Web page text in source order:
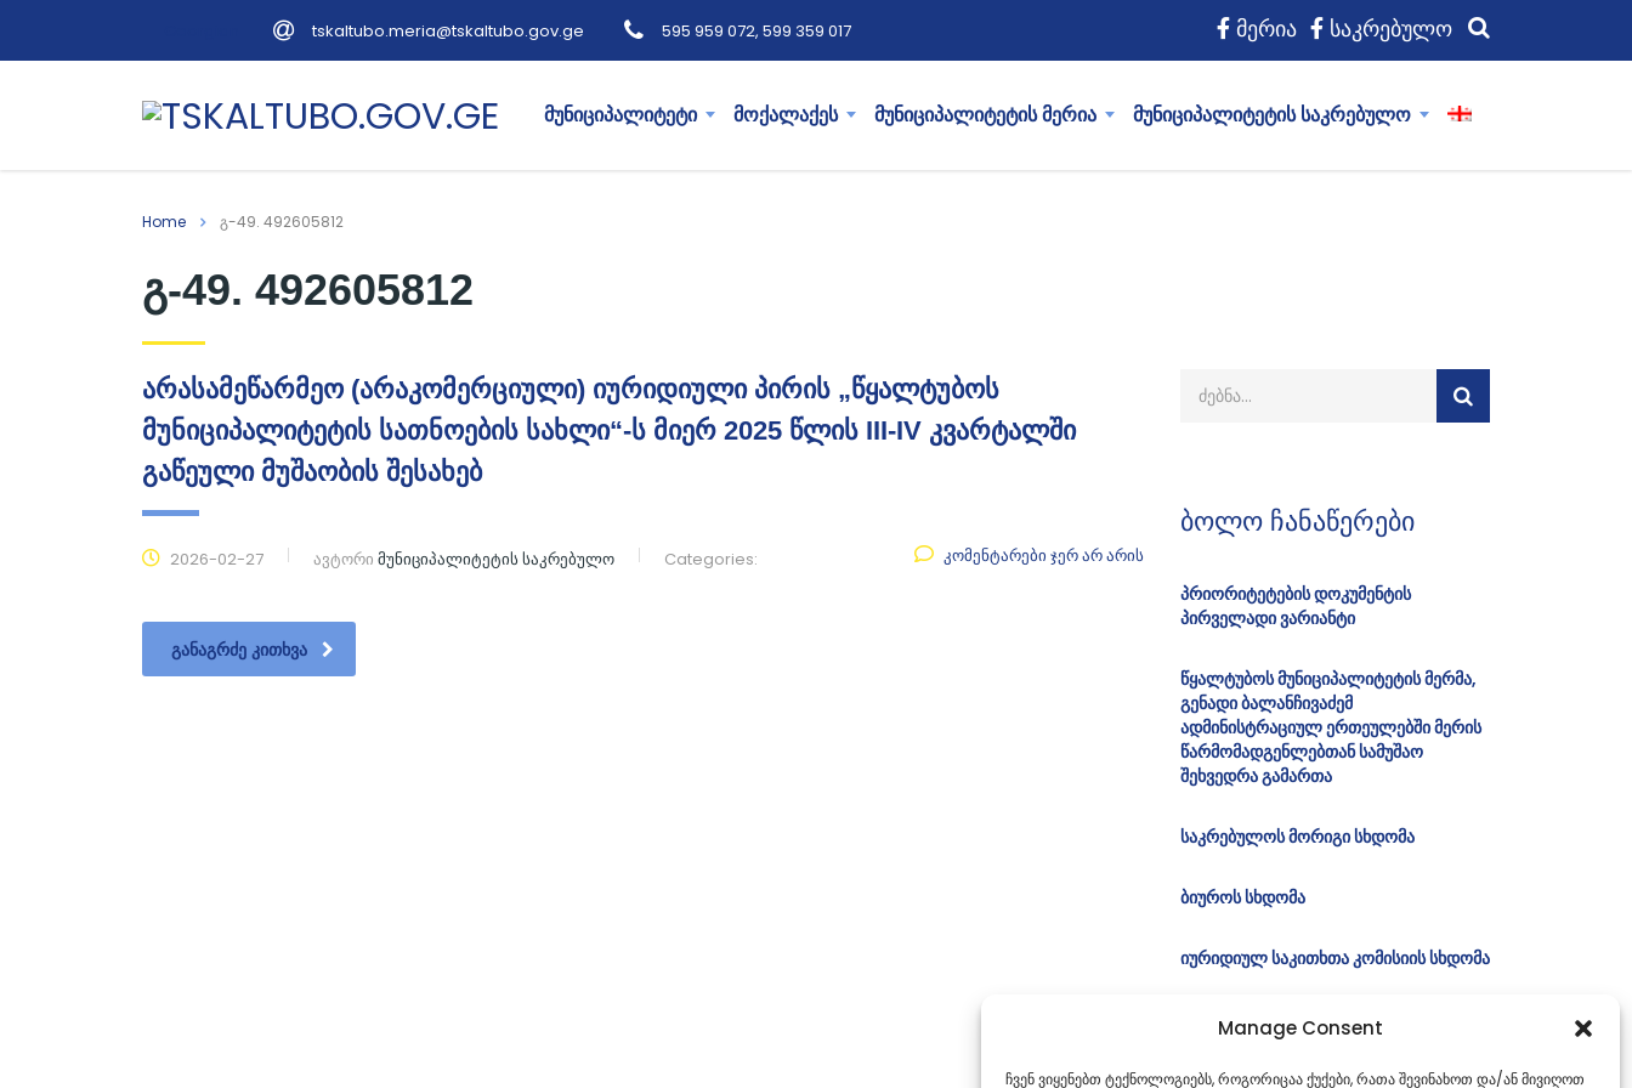
Manage Consent
ჩვენ ვიყენებთ ტექნოლოგიებს, როგორიცაა ქუქები, რათა შევინახოთ და/ან მივიღოთ
tskaltubo.meria@tskaltubo.gov.ge 595 959 072, 599 359 017 მერია საკრებულო
მუნიციპალიტეტი მოქალაქეს მუნიციპალიტეტის მერია მუნიციპალიტეტის საკრებულო
Home გ-49. 492605812
გ-49. 492605812
არასამეწარმეო (არაკომერციული) იურიდიული პირის „წყალტუბოს
მუნიციპალიტეტის სათნოების სახლი“-ს მიერ 2025 წლის III-IV კვარტალში
გაწეული მუშაობის შესახებ
2026-02-27 ავტორი მუნიციპალიტეტის საკრებულო Categories: კომენტარები ჯერ არ არის
ᲒᲐᲜᲐᲒᲠᲫᲔ ᲙᲘᲗᲮᲕᲐ
ბოლო ჩანაწერები
პრიორიტეტების დოკუმენტის
პირველადი ვარიანტი
წყალტუბოს მუნიციპალიტეტის მერმა,
გენადი ბალანჩივაძემ
ადმინისტრაციულ ერთეულებში მერის
წარმომადგენლებთან სამუშაო
შეხვედრა გამართა
საკრებულოს მორიგი სხდომა
ბიუროს სხდომა
იურიდიულ საკითხთა კომისიის სხდომა